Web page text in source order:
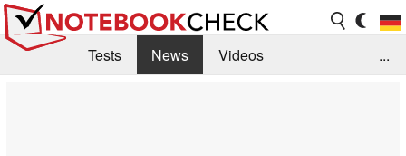
Tests News
Videos
...